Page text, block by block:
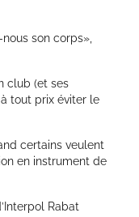
son corps»,
club (et ses
à tout prix éviter le
certains veulent
en instrument de
Rabat